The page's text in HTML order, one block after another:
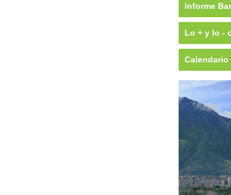
Informe
Lo + y lo -
Calendario